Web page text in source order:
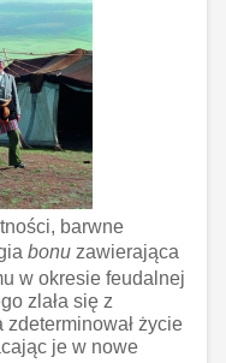
barwne
bonu zawierająca
w okresie feudalnej
zlała się z
życie
je w nowe